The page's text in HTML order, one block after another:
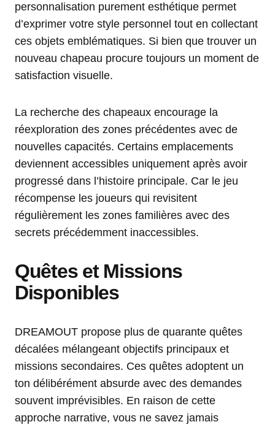
personnalisation purement esthétique permet
d’exprimer votre style personnel tout en collectant
ces objets emblématiques. Si bien que trouver un
nouveau chapeau procure toujours un moment de
satisfaction visuelle.
La recherche des chapeaux encourage la
réexploration des zones précédentes avec de
nouvelles capacités. Certains emplacements
deviennent accessibles uniquement après avoir
progressé dans l’histoire principale. Car le jeu
récompense les joueurs qui revisitent
régulièrement les zones familières avec des
secrets précédemment inaccessibles.
Quêtes et Missions
Disponibles
DREAMOUT propose plus de quarante quêtes
décalées mélangeant objectifs principaux et
missions secondaires. Ces quêtes adoptent un
ton délibérément absurde avec des demandes
souvent imprévisibles. En raison de cette
approche narrative, vous ne savez jamais